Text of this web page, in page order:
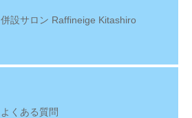
併設サロン Raffineige Kitashiro
よくある質問